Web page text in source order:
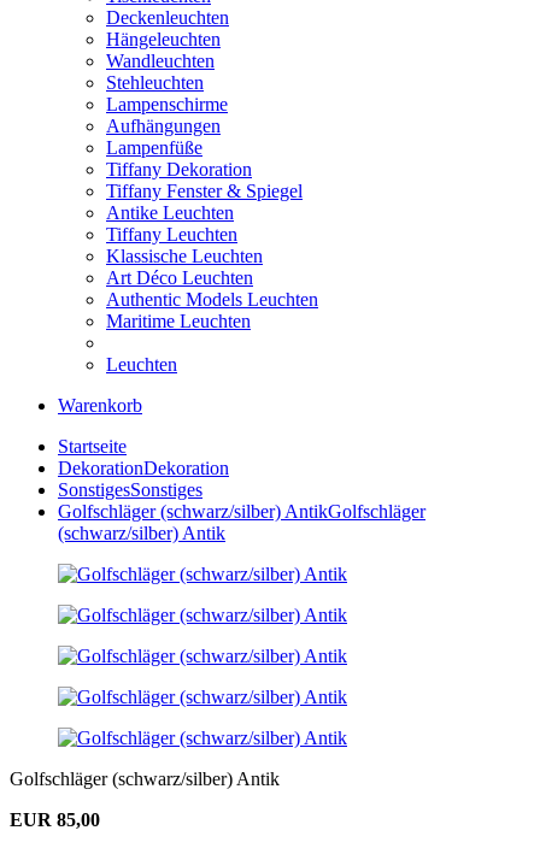
Deckenleuchten
Hängeleuchten
Wandleuchten
Stehleuchten
Lampenschirme
Aufhängungen
Lampenfüße
Tiffany Dekoration
Tiffany Fenster & Spiegel
Antike Leuchten
Tiffany Leuchten
Klassische Leuchten
Art Déco Leuchten
Authentic Models Leuchten
Maritime Leuchten
Leuchten
Warenkorb
Startseite
DekorationDekoration
SonstigesSonstiges
Golfschläger (schwarz/silber) AntikGolfschläger
(schwarz/silber) Antik
Golfschläger (schwarz/silber) Antik
EUR 85,00